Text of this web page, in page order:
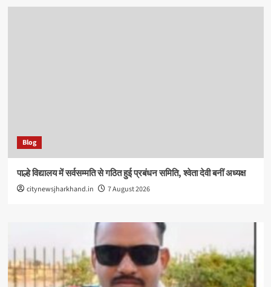
Blog
पाल्हे विद्यालय में सर्वसम्मति से गठित हुई प्रबंधन समिति, श्वेता देवी बनीं अध्यक्ष
citynewsjharkhand.in 7 August 2026